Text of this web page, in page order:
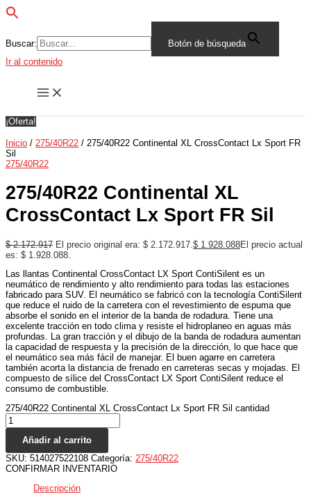
Buscar:
Botón de búsqueda
Ir al contenido
¡Oferta!
Inicio / 275/40R22 / 275/40R22 Continental XL CrossContact Lx Sport FR
Sil
275/40R22
275/40R22 Continental XL
CrossContact Lx Sport FR Sil
$2.172.917 El precio original era: $ 2.172.917. $ 1.928.088El precio actual
es: $ 1.928.088.
Las llantas Continental CrossContact LX Sport ContiSilent es un
neumático de rendimiento y alto rendimiento para todas las estaciones
fabricado para SUV. El neumático se fabricó con la tecnología ContiSilent
que reduce el ruido de la carretera con el revestimiento de espuma que
absorbe el sonido en el interior de la banda de rodadura. Tiene una
excelente tracción en todo clima y resiste el hidroplaneo en aguas más
profundas. La gran tracción y el dibujo de la banda de rodadura aumentan
la capacidad de respuesta y la precisión de la dirección, lo que hace que
el neumático sea más fácil de manejar. El buen agarre en carretera
también acorta la distancia de frenado en carreteras secas y mojadas. El
compuesto de sílice del CrossContact LX Sport ContiSilent reduce el
consumo de combustible.
275/40R22 Continental XL CrossContact Lx Sport FR Sil cantidad
Añadir al carrito
SKU: 514027522108 Categoría: 275/40R22
CONFIRMAR INVENTARIO
Descripción